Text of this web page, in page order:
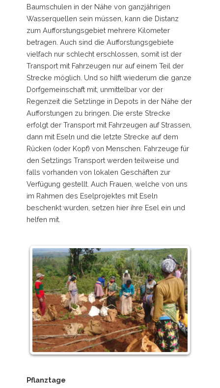
Baumschulen in der Nähe von ganzjährigen
Wasserquellen sein müssen, kann die Distanz
zum Aufforstungsgebiet mehrere Kilometer
betragen. Auch sind die Aufforstungsgebiete
vielfach nur schlecht erschlossen, somit ist der
Transport mit Fahrzeugen nur auf einem Teil der
Strecke möglich. Und so hilft wiederum die ganze
Dorfgemeinschaft mit, unmittelbar vor der
Regenzeit die Setzlinge in Depots in der Nähe der
Aufforstungen zu bringen. Die erste Strecke
erfolgt der Transport mit Fahrzeugen auf Strassen,
dann mit Eseln und die letzte Strecke auf dem
Rücken (oder Kopf) von Menschen. Fahrzeuge für
den Setzlings Transport werden teilweise und
falls vorhanden von lokalen Geschäften zur
Verfügung gestellt. Auch Frauen, welche von uns
im Rahmen des Eselprojektes mit Eseln
beschenkt wurden, setzen hier ihre Esel ein und
helfen mit.
Pflanztage